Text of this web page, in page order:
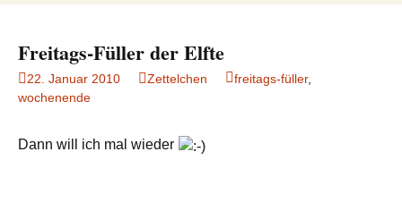
Freitags-Füller der Elfte
22. Januar 2010 Zettelchen freitags-füller,
wochenende
Dann will ich mal wieder